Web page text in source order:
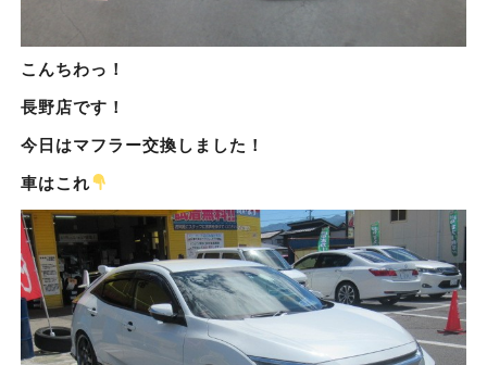
こんちわっ！
長野店です！
今日はマフラー交換しました！
車はこれ